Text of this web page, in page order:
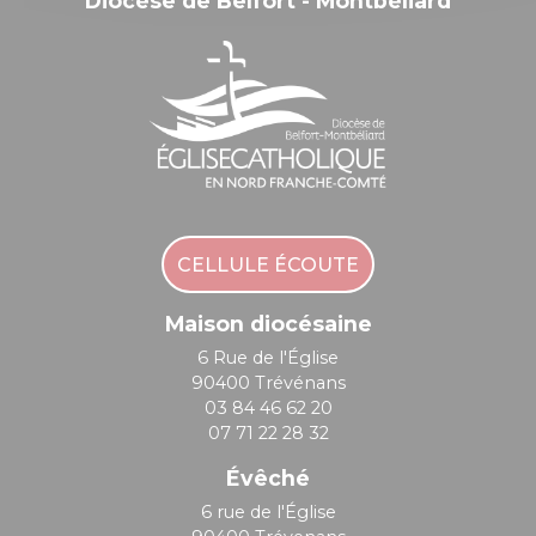
CELLULE ÉCOUTE
Maison diocésaine
6 Rue de l'Église
90400 Trévénans
03 84 46 62 20
07 71 22 28 32
Évêché
6 rue de l'Église